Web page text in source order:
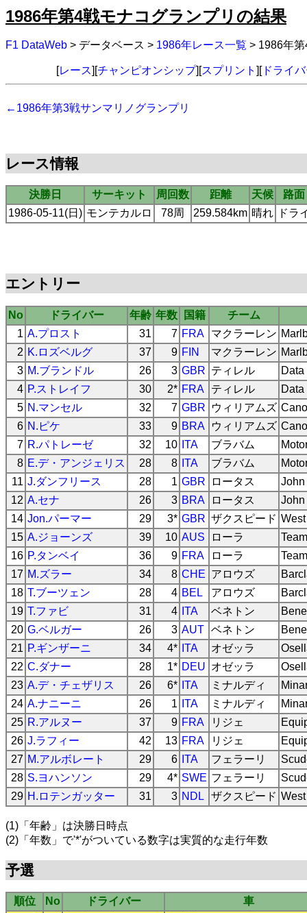
1986年第4戦モナコグランプリの結果
F1 DataWeb > データベース > 1986年レース一覧 > 1986年
[レース][チャンピオンシップ][スプリント ][ドライ
←1986年第3戦サンマリノグランプリ
レース情報
決勝日 サーキット 周回数 距離 天候
路面
1986-05-11(日) モンテカルロ 78周 259.584km 晴れ ドラ
エントリー
No ドライバー 年齢 年数 国籍
チーム
1 A.プロスト 31 7 FRA マクラーレン
2 K.ロズベルグ 37 9 FIN マクラーレン
3 M.ブランドル 26 3 GBR ティレル
4 P.ストレイフ 30 2* FRA ティレル
5 N.マンセル 32 7 GBR ウィリアムズ
6 N.ピケ 33 9 BRA ウィリアムズ
7 R.パトレーゼ 32 10 ITA ブラバム
8 E.デ・アンジェリス 28 8 ITA ブラバム
11 J.ダンフリース 28 1 GBR ロータス
John
12 A.セナ 26 3 BRA ロータス
John
14 Jon.パーマー 29 3* GBR ザクスピード
15 A.ジョーンズ 39 10 AUS ローラ
16 P.タンベイ 36 9 FRA ローラ
17 M.ズラー 34 8 CHE アロウズ
18 T.ブーツェン 28 4 BEL アロウズ
19 T.ファビ 31 4 ITA ベネトン
20 G.ベルガー 26 3 AUT ベネトン
21 P.ギンザーニ 34 4* ITA オゼッラ
22 C.ダナー 28 1* DEU オゼッラ
23 A.デ・チェザリス 26 6* ITA ミナルディ
24 A.ナニーニ 26 1 ITA ミナルディ
25 R.アルヌー 37 9 FRA リジェ
26 J.ラフィー 42 13 FRA リジェ
27 M.アルボレート 29 6 ITA フェラーリ
28 S.ヨハンソン 29 4* SWE フェラーリ
29 H.ロテンガッター 31 3 NDL ザクスピード
(1)「年齢」は決勝日時点
(2)「年数」で'*'がついている数字は実質的な走行年数
予選
順位 No ドライバー
車